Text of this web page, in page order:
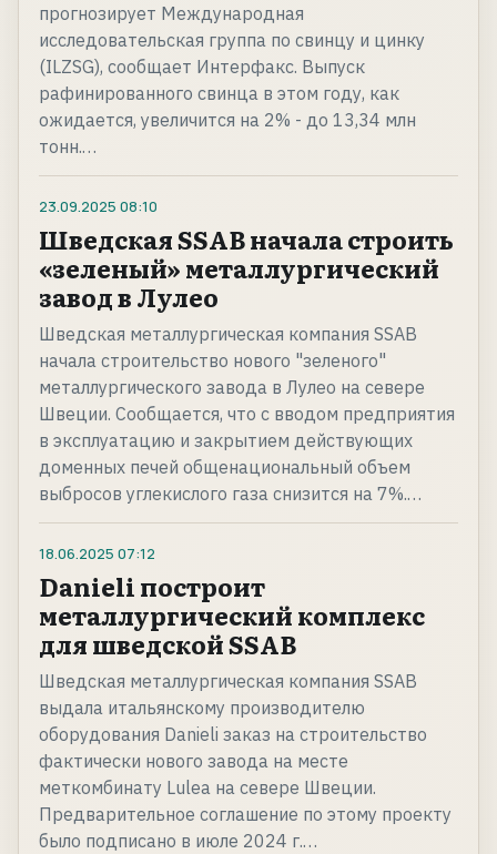
прогнозирует Международная
исследовательская группа по свинцу и цинку
(ILZSG), сообщает Интерфакс. Выпуск
рафинированного свинца в этом году, как
ожидается, увеличится на 2% - до 13,34 млн
тонн.…
23.09.2025 08:10
Шведская SSAB начала строить
«зеленый» металлургический
завод в Лулео
Шведская металлургическая компания SSAB
начала строительство нового "зеленого"
металлургического завода в Лулео на севере
Швеции. Сообщается, что с вводом предприятия
в эксплуатацию и закрытием действующих
доменных печей общенациональный объем
выбросов углекислого газа снизится на 7%.…
18.06.2025 07:12
Danieli построит
металлургический комплекс
для шведской SSAB
Шведская металлургическая компания SSAB
выдала итальянскому производителю
оборудования Danieli заказ на строительство
фактически нового завода на месте
меткомбинату Lulea на севере Швеции.
Предварительное соглашение по этому проекту
было подписано в июле 2024 г.…